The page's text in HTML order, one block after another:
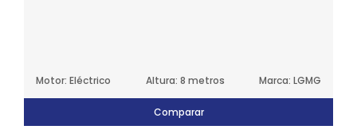
Motor: Eléctrico Altura: 8 metros Marca: LGMG
Comparar